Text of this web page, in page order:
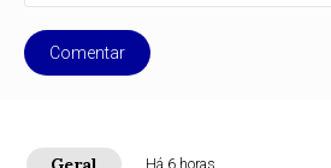
Comentar